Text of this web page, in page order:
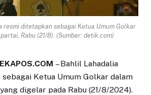
resmi ditetapkan sebagai Ketua Umum Golkar
Rabu (21/8). (Sumber: detik.com)
– Bahlil Lahadalia
Ketua Umum Golkar dalam
digelar pada Rabu (21/8/2024).